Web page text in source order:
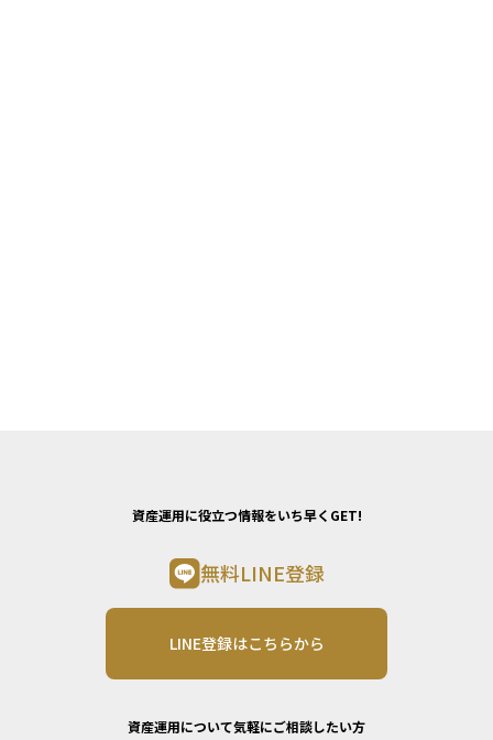
資産運用に役立つ情報をいち早くGET!
無料LINE登録
LINE登録はこちらから
資産運用について気軽にご相談したい方